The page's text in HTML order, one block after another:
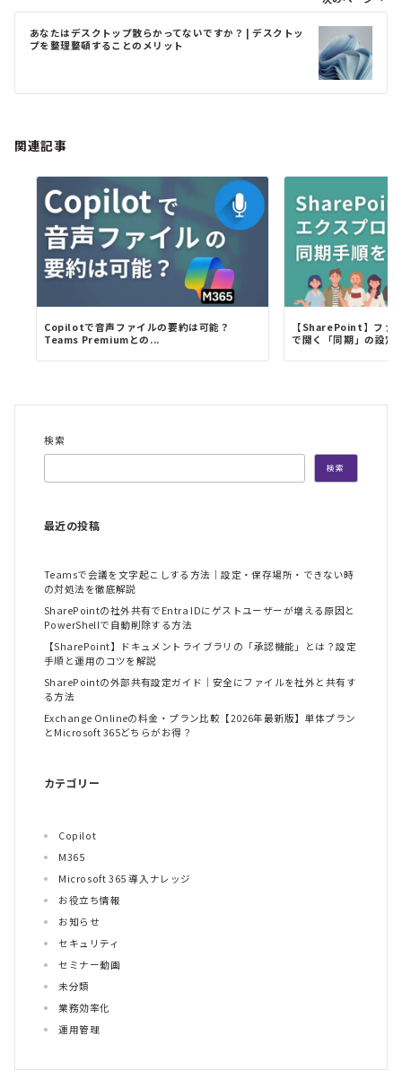
ー
あなたはデスクトップ散らかってないですか？ | デスクトッ
プを整理整頓することのメリット
関連記事
Copilotで音声ファイルの要約は可能？
Teams Premiumとの...
【SharePoint】ファ
で開く「同期」の設定
検索
検索
最近の投稿
Teamsで会議を文字起こしする方法｜設定・保存場所・できない時
の対処法を徹底解説
SharePointの社外共有でEntra IDにゲストユーザーが増える原因と
PowerShellで自動削除する方法
【SharePoint】ドキュメントライブラリの「承認機能」とは？設定
手順と運用のコツを解説
SharePointの外部共有設定ガイド｜安全にファイルを社外と共有す
る方法
Exchange Onlineの料金・プラン比較【2026年最新版】単体プラン
とMicrosoft 365どちらがお得？
カテゴリー
Copilot
M365
Microsoft 365 導入ナレッジ
お役立ち情報
お知らせ
セキュリティ
セミナー動画
未分類
業務効率化
運用管理